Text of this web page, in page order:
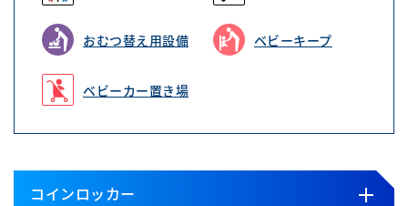
おむつ替え用設備 ベビーキープ
ベビーカー置き場
コインロッカー